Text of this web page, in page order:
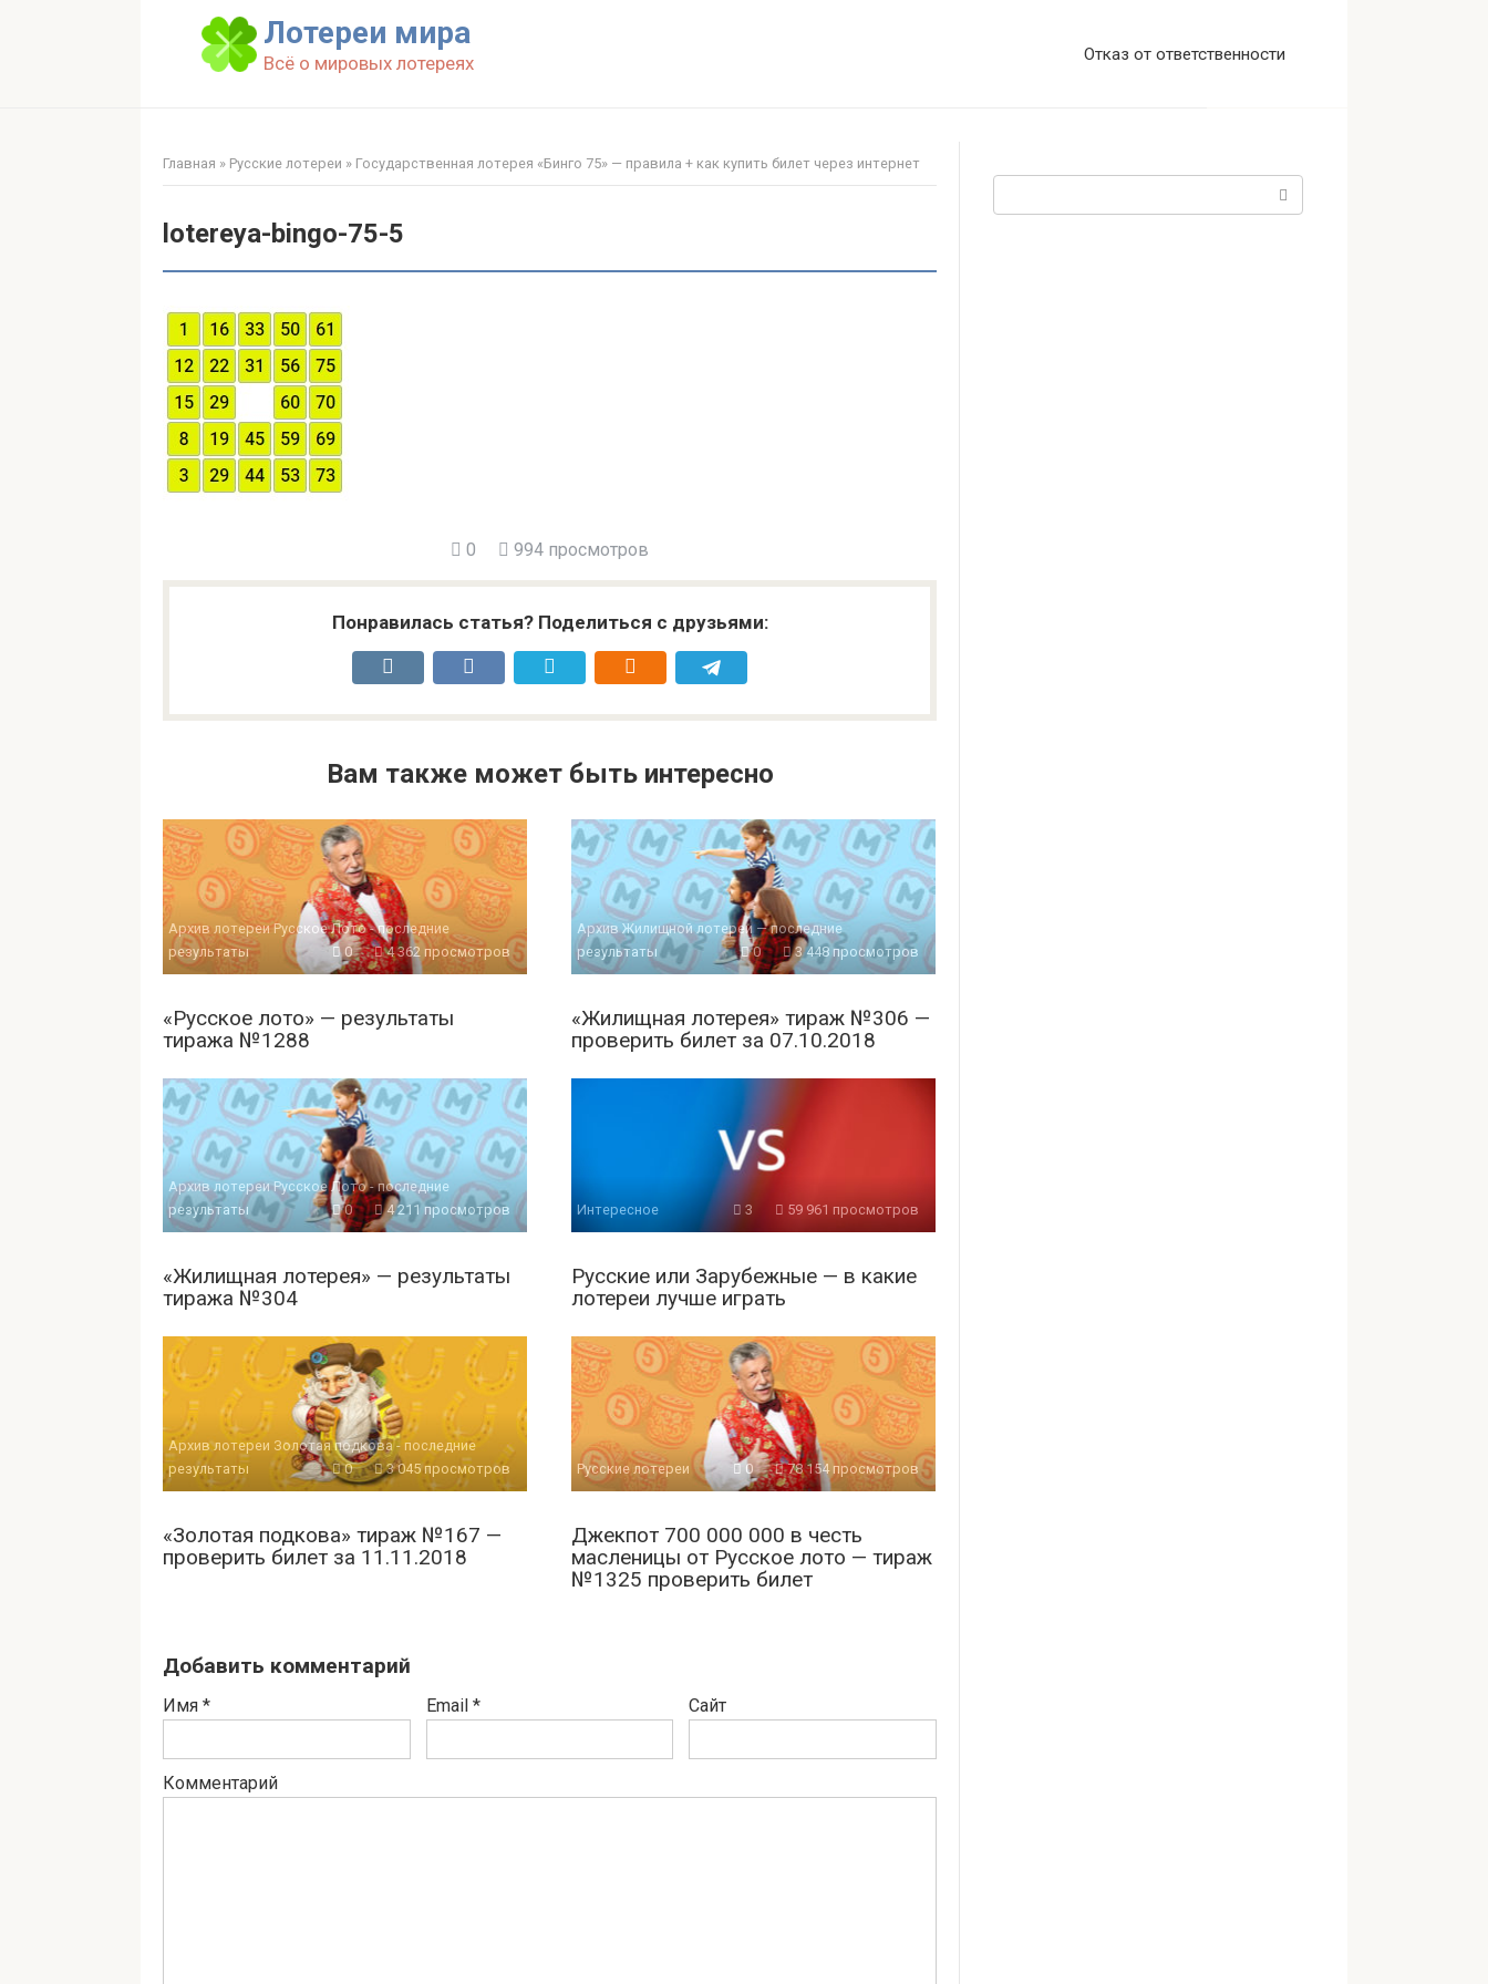
Лотереи мира
Всё о мировых лотереях Отказ от ответственности
Главная » Русские лотереи » Государственная лотерея «Бинго 75» — правила + как купить билет через интернет
lotereya-bingo-75-5
0 994 просмотров
Понравилась статья? Поделиться с друзьями:
Вам также может быть интересно
Архив лотереи Русское Лото - последние
результаты
0 4 362 просмотров
«Русское лото» — результаты
тиража №1288
Архив Жилищной лотереи — последние
результаты
0 3 448 просмотров
«Жилищная лотерея» тираж №306 —
проверить билет за 07.10.2018
Архив лотереи Русское Лото - последние
результаты
0 4 211 просмотров
«Жилищная лотерея» — результаты
тиража №304
Интересное 3 59 961 просмотров
Русские или Зарубежные — в какие
лотереи лучше играть
Архив лотереи Золотая подкова - последние
результаты
0 3 045 просмотров
«Золотая подкова» тираж №167 —
проверить билет за 11.11.2018
Русские лотереи 0 78 154 просмотров
Джекпот 700 000 000 в честь
масленицы от Русское лото — тираж
№1325 проверить билет
Добавить комментарий
Имя * Email * Сайт
Комментарий